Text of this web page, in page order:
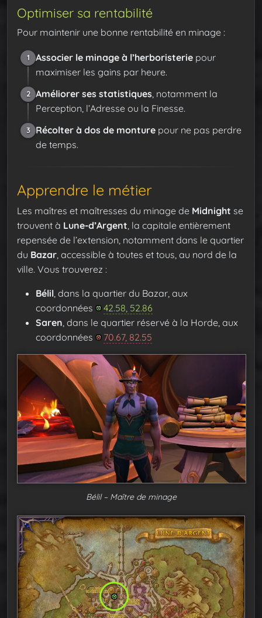
Optimiser sa rentabilité
Pour maintenir une bonne rentabilité en minage :
1 Associer le minage à l’herboristerie pour
maximiser les gains par heure.
2 Améliorer ses statistiques , notamment la
Perception, l’Adresse ou la Finesse.
3 Récolter à dos de monture pour ne pas perdre
de temps.
Apprendre le métier
Les maîtres et maîtresses du minage de Midnight se
trouvent à Lune-d’Argent , la capitale entièrement
repensée de l’extension, notamment dans le quartier
du Bazar , accessible à toutes et tous, au nord de la
ville. Vous trouverez :
Bélil , dans la quartier du Bazar, aux
coordonnées
42.58, 52.86
Saren , dans le quartier réservé à la Horde, aux
coordonnées
70.67, 82.55
Bélil – Maître de minage